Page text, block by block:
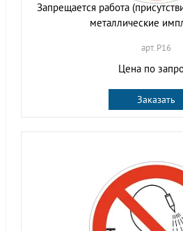
Запрещается работа
металлические
арт. P16
Цена по
Заказать